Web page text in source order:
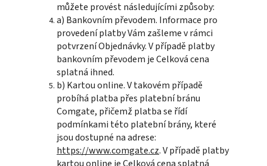
můžete provést následujícími způsoby:
a) Bankovním převodem. Informace pro
provedení platby Vám zašleme v rámci
potvrzení Objednávky. V případě platby
bankovním převodem je Celková cena
splatná ihned.
b) Kartou online. V takovém případě
probíhá platba přes platební bránu
Comgate, přičemž platba se řídí
podmínkami této platební brány, které
jsou dostupné na adrese:
https://www.comgate.cz.V případě platby